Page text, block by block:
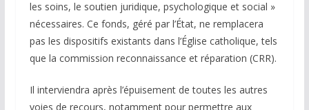
les soins, le soutien juridique, psychologique et social »
nécessaires. Ce fonds, géré par l’État, ne remplacera
pas les dispositifs existants dans l’Église catholique, tels
que la commission reconnaissance et réparation (CRR).
Il interviendra après l’épuisement de toutes les autres
voies de recours, notamment pour permettre aux